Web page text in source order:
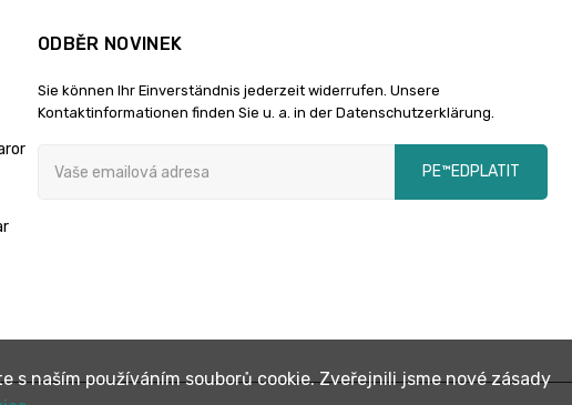
ODBĚR NOVINEK
Sie können Ihr Einverständnis jederzeit widerrufen. Unsere
Kontaktinformationen finden Sie u. a. in der Datenschutzerklärung.
PЕ™EDPLATIT
s naším používáním souborů cookie. Zveřejnili jsme nové zásady